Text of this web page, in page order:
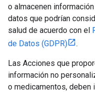
o almacenen
datos que podrían
salud de acuerdo con el
de Datos (GDPR)
.
Las Acciones que
información no
o medicamentos, deben